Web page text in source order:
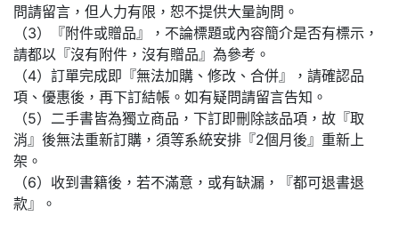
問請留言，但人力有限，恕不提供大量詢問。
（3）『附件或贈品』，不論標題或內容簡介是否有標示，
請都以『沒有附件，沒有贈品』為參考。
（4）訂單完成即『無法加購、修改、合併』，請確認品
項、優惠後，再下訂結帳。如有疑問請留言告知。
（5）二手書皆為獨立商品，下訂即刪除該品項，故『取
消』後無法重新訂購，須等系統安排『2個月後』重新上
架。
（6）收到書籍後，若不滿意，或有缺漏，『都可退書退
款』。